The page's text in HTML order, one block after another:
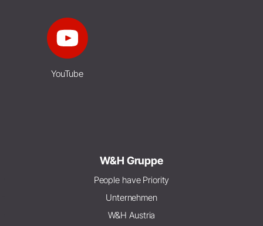
YouTube
W&H Gruppe
People have Priority
Unternehmen
W&H Austria